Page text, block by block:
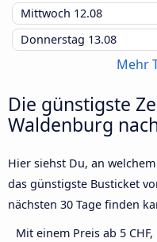
Mittwoch 12.08
Donnerstag 13.08
Mehr
Die günstigste
Waldenburg
Hier siehst Du, an
das günstigste Busticket
nächsten 30 Tage finden
Mit einem Preis ab 5 CHF,